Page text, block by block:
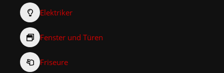
Elektriker
Fenster und Türen
Friseure